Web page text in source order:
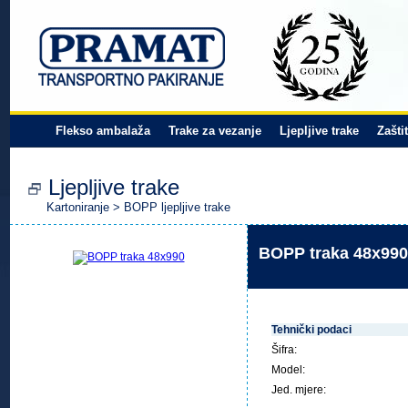
Flekso ambalaža Trake za vezanje Ljepljive trake
Ljepljive trake
Kartoniranje > BOPP ljepljive trake
BOPP traka 48x990
Tehnički podaci
Šifra:
Model:
Jed. mjere: